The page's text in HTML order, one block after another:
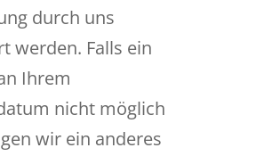
durch uns
werden. Falls ein
Ihrem
nicht möglich
wir ein anderes